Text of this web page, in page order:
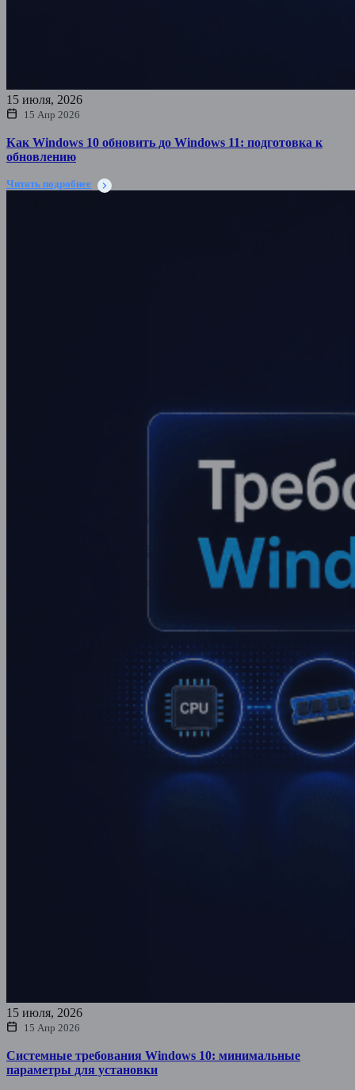
15 июля, 2026
15 Апр 2026
Как Windows 10 обновить до Windows 11: подготовка к
обновлению
Читать подробнее
15 июля, 2026
15 Апр 2026
Системные требования Windows 10: минимальные
параметры для установки